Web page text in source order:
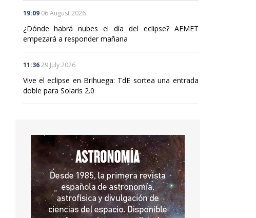
19:09 06 August 2026
¿Dónde habrá nubes el día del eclipse? AEMET
empezará a responder mañana
11:36 29 July 2026
Vive el eclipse en Brihuega: TdE sortea una entrada
doble para Solaris 2.0